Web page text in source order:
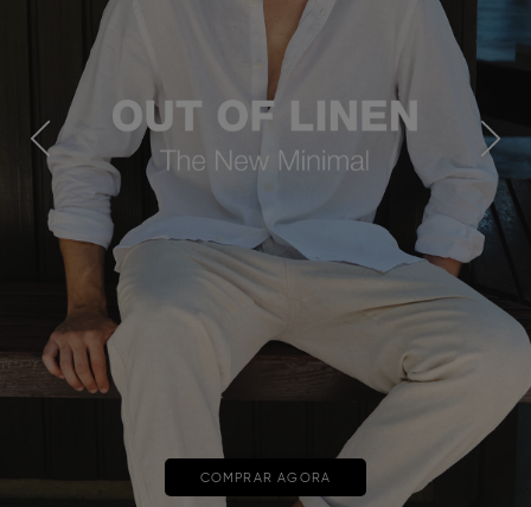
COMPRAR AGORA
Previous Next